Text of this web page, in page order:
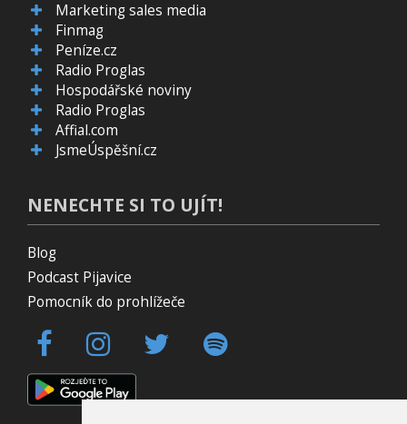
Marketing sales media
Finmag
Peníze.cz
Radio Proglas
Hospodářské noviny
Radio Proglas
Affial.com
JsmeÚspěšní.cz
NENECHTE SI TO UJÍT!
Blog
Podcast Pijavice
Pomocník do prohlížeče